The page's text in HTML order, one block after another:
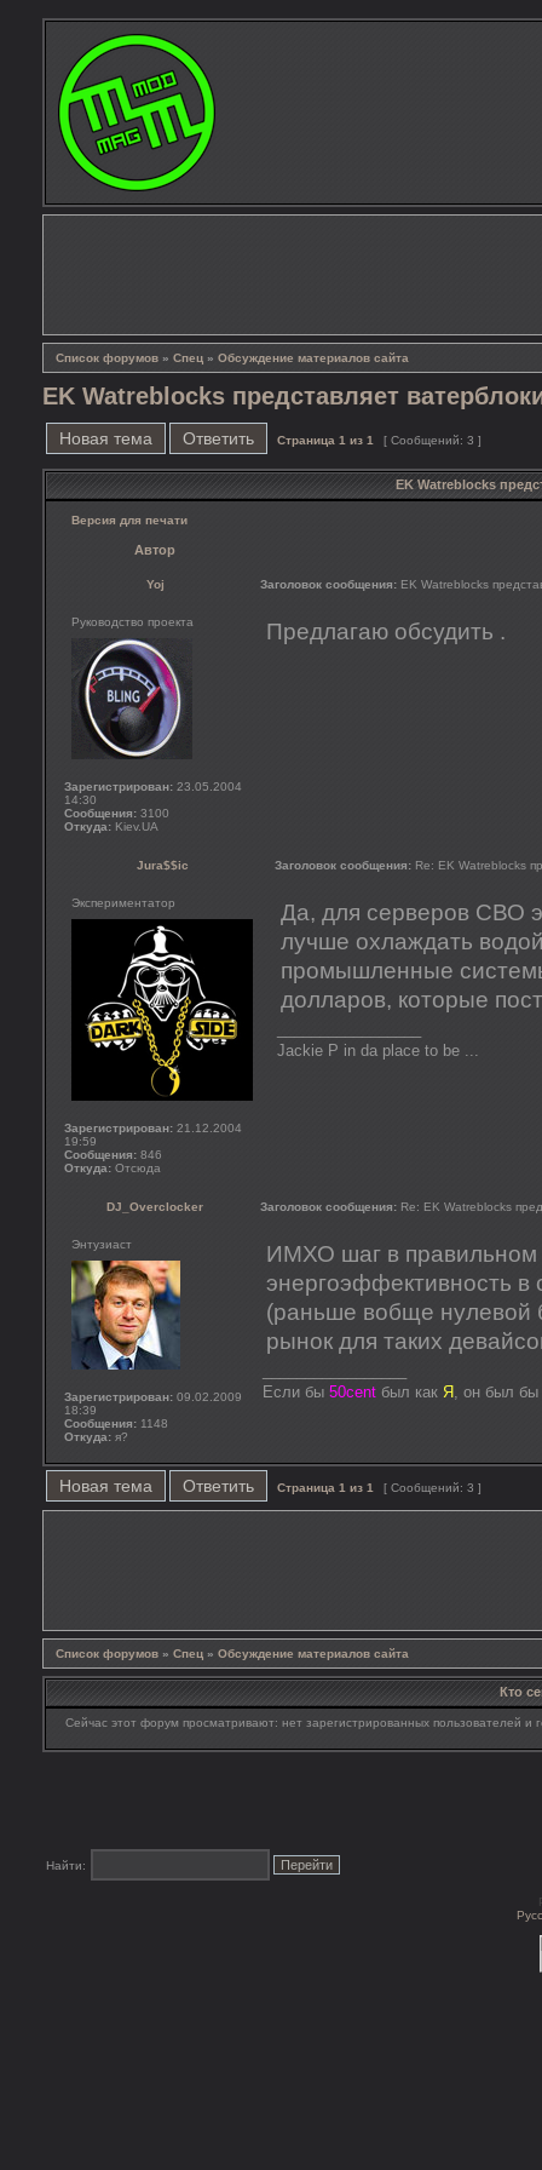
Список форумов » Спец » Обсуждение материалов сайта
EK Watreblocks представляет
Новая тема Ответить Страница 1 из 1 [ Сообщений: 3 ]
EK Watreblocks
Версия для печати
Автор
Yoj Заголовок сообщения: EK Watreblocks
Руководство проекта
Зарегистрирован: 23.05.2004
14:30
Сообщения: 3100
Откуда: Kiev.UA
Предлагаю обсудить .
Jura$$ic Заголовок сообщения: Re: EK Watreblocks
Экспериментатор
Зарегистрирован: 21.12.2004
19:59
Сообщения: 846
Откуда: Отсюда
Да, для серверов СВО
лучше охлаждать
промышленные
долларов, которые
Jackie P in da place to be ...
DJ_Overclocker Заголовок сообщения: Re: EK Watreblocks
Энтузиаст
Зарегистрирован: 09.02.2009
18:39
Сообщения: 1148
Откуда: я?
ИМХО шаг в правильном
энергоэффективность в
(раньше вобще
рынок для таких
Если бы 50cent был как Я , он был бы
Новая тема Ответить Страница 1 из 1 [ Сообщений: 3 ]
Список форумов » Спец » Обсуждение материалов сайта
Кто
Сейчас этот форум просматривают: нет зарегистрированных пользователей и
Найти: